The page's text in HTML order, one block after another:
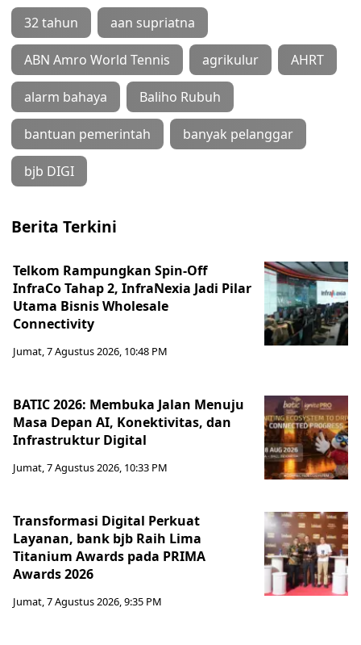
32 tahun aan supriatna
ABN Amro World Tennis agrikulur AHRT
alarm bahaya Baliho Rubuh
bantuan pemerintah banyak pelanggar
bjb DIGI
Berita Terkini
Telkom Rampungkan Spin-Off
InfraCo Tahap 2, InfraNexia Jadi Pilar
Utama Bisnis Wholesale
Connectivity
Jumat, 7 Agustus 2026, 10:48 PM
BATIC 2026: Membuka Jalan Menuju
Masa Depan AI, Konektivitas, dan
Infrastruktur Digital
Jumat, 7 Agustus 2026, 10:33 PM
Transformasi Digital Perkuat
Layanan, bank bjb Raih Lima
Titanium Awards pada PRIMA
Awards 2026
Jumat, 7 Agustus 2026, 9:35 PM